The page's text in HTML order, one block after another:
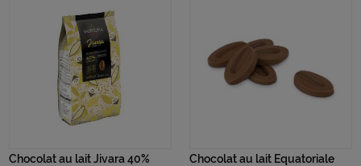
Chocolat au lait Jivara 40%
Chocolat au lait Equatoriale